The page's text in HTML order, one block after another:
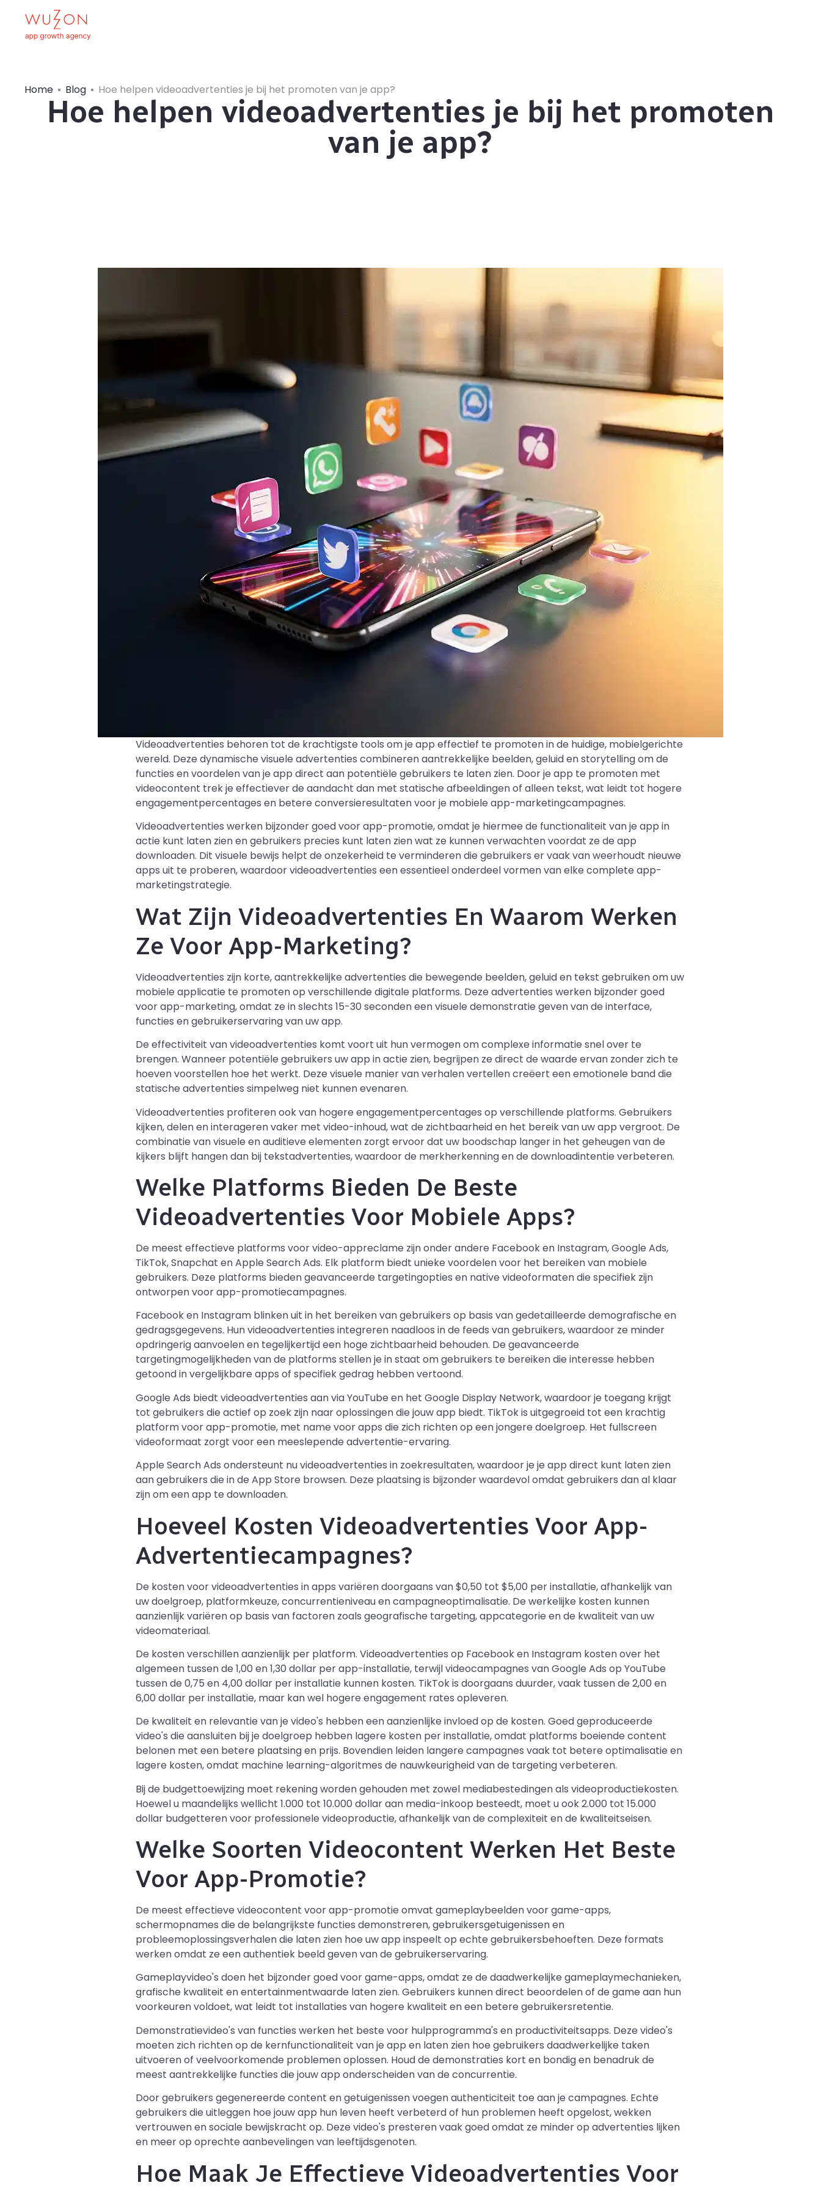
Home Blog Hoe helpen videoadvertenties je bij het promoten van je app?
Hoe helpen videoadvertenties je bij het promoten
van je app?
Videoadvertenties behoren tot de krachtigste tools om je app effectief te promoten in de huidige, mobielgerichte
wereld. Deze dynamische visuele advertenties combineren aantrekkelijke beelden, geluid en storytelling om de
functies en voordelen van je app direct aan potentiële gebruikers te laten zien. Door je app te promoten met
videocontent trek je effectiever de aandacht dan met statische afbeeldingen of alleen tekst, wat leidt tot hogere
engagementpercentages en betere conversieresultaten voor je mobiele app-marketingcampagnes.
Videoadvertenties werken bijzonder goed voor app-promotie, omdat je hiermee de functionaliteit van je app in
actie kunt laten zien en gebruikers precies kunt laten zien wat ze kunnen verwachten voordat ze de app
downloaden. Dit visuele bewijs helpt de onzekerheid te verminderen die gebruikers er vaak van weerhoudt nieuwe
apps uit te proberen, waardoor videoadvertenties een essentieel onderdeel vormen van elke complete app-
marketingstrategie.
Wat Zijn Videoadvertenties En Waarom Werken
Ze Voor App-Marketing?
Videoadvertenties zijn korte, aantrekkelijke advertenties die bewegende beelden, geluid en tekst gebruiken om uw
mobiele applicatie te promoten op verschillende digitale platforms. Deze advertenties werken bijzonder goed
voor app-marketing, omdat ze in slechts 15-30 seconden een visuele demonstratie geven van de interface,
functies en gebruikerservaring van uw app.
De effectiviteit van videoadvertenties komt voort uit hun vermogen om complexe informatie snel over te
brengen. Wanneer potentiële gebruikers uw app in actie zien, begrijpen ze direct de waarde ervan zonder zich te
hoeven voorstellen hoe het werkt. Deze visuele manier van verhalen vertellen creëert een emotionele band die
statische advertenties simpelweg niet kunnen evenaren.
Videoadvertenties profiteren ook van hogere engagementpercentages op verschillende platforms. Gebruikers
kijken, delen en interageren vaker met video-inhoud, wat de zichtbaarheid en het bereik van uw app vergroot. De
combinatie van visuele en auditieve elementen zorgt ervoor dat uw boodschap langer in het geheugen van de
kijkers blijft hangen dan bij tekstadvertenties, waardoor de merkherkenning en de downloadintentie verbeteren.
Welke Platforms Bieden De Beste
Videoadvertenties Voor Mobiele Apps?
De meest effectieve platforms voor video-appreclame zijn onder andere Facebook en Instagram, Google Ads,
TikTok, Snapchat en Apple Search Ads. Elk platform biedt unieke voordelen voor het bereiken van mobiele
gebruikers. Deze platforms bieden geavanceerde targetingopties en native videoformaten die specifiek zijn
ontworpen voor app-promotiecampagnes.
Facebook en Instagram blinken uit in het bereiken van gebruikers op basis van gedetailleerde demografische en
gedragsgegevens. Hun videoadvertenties integreren naadloos in de feeds van gebruikers, waardoor ze minder
opdringerig aanvoelen en tegelijkertijd een hoge zichtbaarheid behouden. De geavanceerde
targetingmogelijkheden van de platforms stellen je in staat om gebruikers te bereiken die interesse hebben
getoond in vergelijkbare apps of specifiek gedrag hebben vertoond.
Google Ads biedt videoadvertenties aan via YouTube en het Google Display Network, waardoor je toegang krijgt
tot gebruikers die actief op zoek zijn naar oplossingen die jouw app biedt. TikTok is uitgegroeid tot een krachtig
platform voor app-promotie, met name voor apps die zich richten op een jongere doelgroep. Het fullscreen
videoformaat zorgt voor een meeslepende advertentie-ervaring.
Apple Search Ads ondersteunt nu videoadvertenties in zoekresultaten, waardoor je je app direct kunt laten zien
aan gebruikers die in de App Store browsen. Deze plaatsing is bijzonder waardevol omdat gebruikers dan al klaar
zijn om een app te downloaden.
Hoeveel Kosten Videoadvertenties Voor App-
Advertentiecampagnes?
De kosten voor videoadvertenties in apps variëren doorgaans van $0,50 tot $5,00 per installatie, afhankelijk van
uw doelgroep, platformkeuze, concurrentieniveau en campagneoptimalisatie. De werkelijke kosten kunnen
aanzienlijk variëren op basis van factoren zoals geografische targeting, appcategorie en de kwaliteit van uw
videomateriaal.
De kosten verschillen aanzienlijk per platform. Videoadvertenties op Facebook en Instagram kosten over het
algemeen tussen de 1,00 en 1,30 dollar per app-installatie, terwijl videocampagnes van Google Ads op YouTube
tussen de 0,75 en 4,00 dollar per installatie kunnen kosten. TikTok is doorgaans duurder, vaak tussen de 2,00 en
6,00 dollar per installatie, maar kan wel hogere engagement rates opleveren.
De kwaliteit en relevantie van je video's hebben een aanzienlijke invloed op de kosten. Goed geproduceerde
video's die aansluiten bij je doelgroep hebben lagere kosten per installatie, omdat platforms boeiende content
belonen met een betere plaatsing en prijs. Bovendien leiden langere campagnes vaak tot betere optimalisatie en
lagere kosten, omdat machine learning-algoritmes de nauwkeurigheid van de targeting verbeteren.
Bij de budgettoewijzing moet rekening worden gehouden met zowel mediabestedingen als videoproductiekosten.
Hoewel u maandelijks wellicht 1.000 tot 10.000 dollar aan media-inkoop besteedt, moet u ook 2.000 tot 15.000
dollar budgetteren voor professionele videoproductie, afhankelijk van de complexiteit en de kwaliteitseisen.
Welke Soorten Videocontent Werken Het Beste
Voor App-Promotie?
De meest effectieve videocontent voor app-promotie omvat gameplaybeelden voor game-apps,
schermopnames die de belangrijkste functies demonstreren, gebruikersgetuigenissen en
probleemoplossingsverhalen die laten zien hoe uw app inspeelt op echte gebruikersbehoeften. Deze formats
werken omdat ze een authentiek beeld geven van de gebruikerservaring.
Gameplayvideo's doen het bijzonder goed voor game-apps, omdat ze de daadwerkelijke gameplaymechanieken,
grafische kwaliteit en entertainmentwaarde laten zien. Gebruikers kunnen direct beoordelen of de game aan hun
voorkeuren voldoet, wat leidt tot installaties van hogere kwaliteit en een betere gebruikersretentie.
Demonstratievideo's van functies werken het beste voor hulpprogramma's en productiviteitsapps. Deze video's
moeten zich richten op de kernfunctionaliteit van je app en laten zien hoe gebruikers daadwerkelijke taken
uitvoeren of veelvoorkomende problemen oplossen. Houd de demonstraties kort en bondig en benadruk de
meest aantrekkelijke functies die jouw app onderscheiden van de concurrentie.
Door gebruikers gegenereerde content en getuigenissen voegen authenticiteit toe aan je campagnes. Echte
gebruikers die uitleggen hoe jouw app hun leven heeft verbeterd of hun problemen heeft opgelost, wekken
vertrouwen en sociale bewijskracht op. Deze video's presteren vaak goed omdat ze minder op advertenties lijken
en meer op oprechte aanbevelingen van leeftijdsgenoten.
Hoe Maak Je Effectieve Videoadvertenties Voor